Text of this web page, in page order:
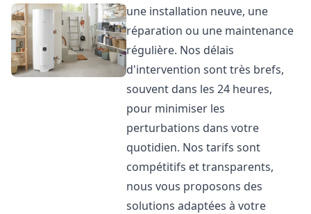
une installation neuve, une
réparation ou une maintenance
régulière. Nos délais
d'intervention sont très brefs,
souvent dans les 24 heures,
pour minimiser les
perturbations dans votre
quotidien. Nos tarifs sont
compétitifs et transparents,
nous vous proposons des
solutions adaptées à votre